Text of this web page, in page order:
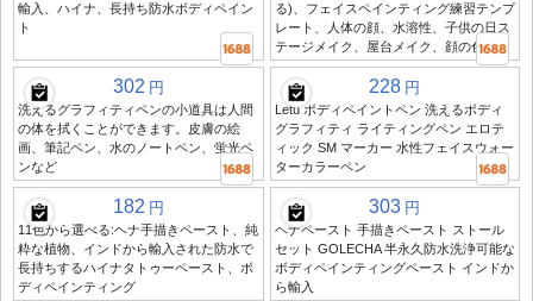
輸入、ハイナ、長持ち防水ボディペイン
ト
る)、フェイスペインティング練習テンプ
レート、人体の顔、水溶性、子供の日ス
テージメイク、屋台メイク、顔の色
302 円
洗えるグラフィティペンの小道具は人間
の体を拭くことができます。皮膚の絵
画、筆記ペン、水のノートペン、蛍光ペ
ンなど
228 円
Letu ボディペイントペン 洗えるボディ
グラフィティ ライティングペン エロテ
ィック SM マーカー 水性フェイスウォー
ターカラーペン
182 円
11色から選べる:ヘナ手描きペースト、純
粋な植物、インドから輸入された防水で
長持ちするハイナタトゥーペースト、ボ
ディペインティング
303 円
ヘナペースト 手描きペースト ストール
セット GOLECHA 半永久防水洗浄可能な
ボディペインティングペースト インドか
ら輸入